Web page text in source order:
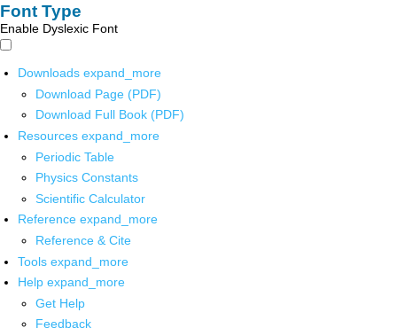
Font Type
Enable Dyslexic Font
Downloads expand_more
Download Page (PDF)
Download Full Book (PDF)
Resources expand_more
Periodic Table
Physics Constants
Scientific Calculator
Reference expand_more
Reference & Cite
Tools expand_more
Help expand_more
Get Help
Feedback